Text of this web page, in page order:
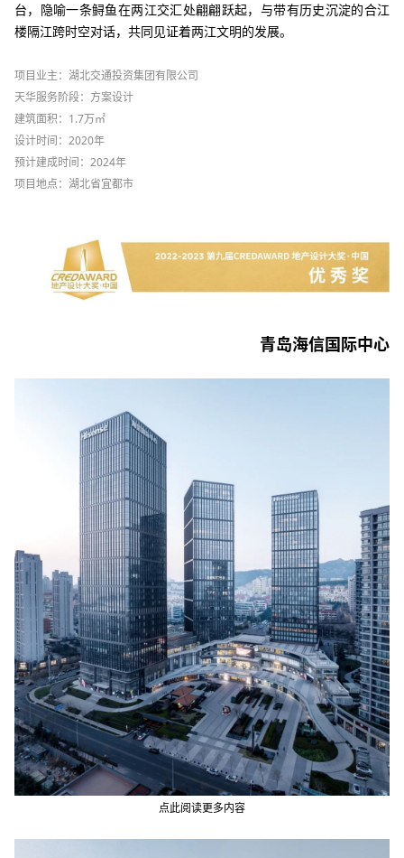
台，隐喻一条鲟鱼在两江交汇处翩翩跃起，与带有历史沉淀的合江
楼隔江跨时空对话，共同见证着两江文明的发展。
项目业主：湖北交通投资集团有限公司
天华服务阶段：方案设计
建筑面积：1.7万㎡
设计时间：2020年
预计建成时间：2024年
项目地点：湖北省宜都市
青岛海信国际中心
点此阅读更多内容